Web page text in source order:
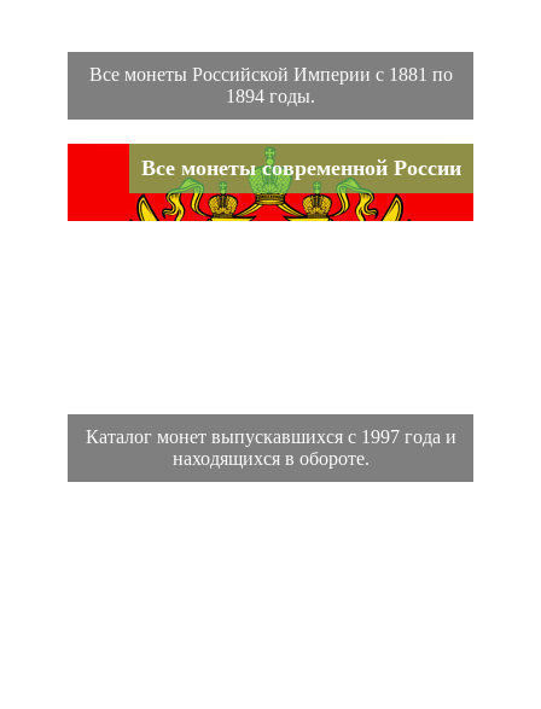
Все монеты Российской Империи с 1881 по
1894 годы.
Все монеты современной России
Каталог монет выпускавшихся с 1997 года и
находящихся в обороте.